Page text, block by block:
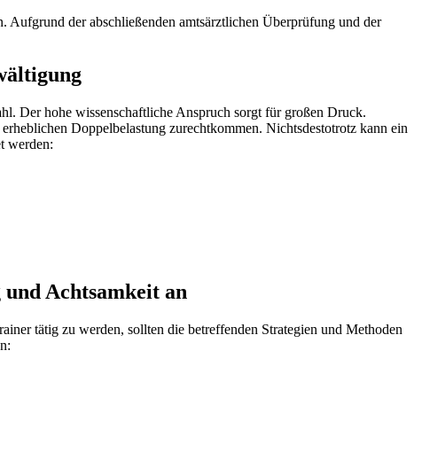
der abschließenden amtsärztlichen Überprüfung und der
Der hohe wissenschaftliche Anspruch sorgt für großen Druck.
Doppelbelastung zurechtkommen. Nichtsdestotrotz kann ein
werden:
Achtsamkeit an
tätig zu werden, sollten die betreffenden Strategien und Methoden